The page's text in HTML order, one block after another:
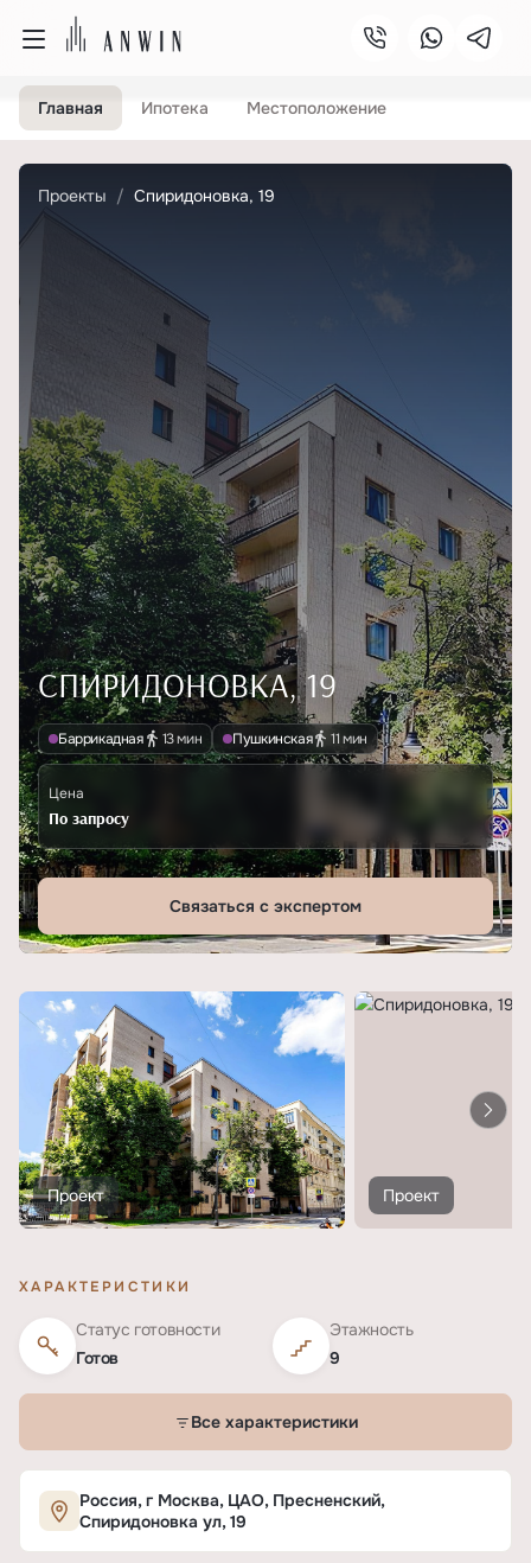
Главная Ипотека Местоположение
Проекты Спиридоновка, 19
СПИРИДОНОВКА, 19
Баррикадная 13 мин Пушкинская 11 мин
Цена
По запросу
Связаться с экспертом
Проект Проект
ХАРАКТЕРИСТИКИ
Статус готовности
Готов
Этажность
9
Все характеристики
Характеристики ЖК «Спиридоновка, 19»
Россия, г Москва, ЦАО, Пресненский,
Спиридоновка ул, 19